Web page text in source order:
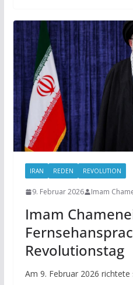
IRAN REDEN REVOLUTION
9. Februar 2026 Imam
Imam
Revolutionstag
Am 9. Februar 2026